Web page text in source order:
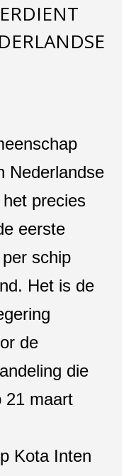
Nederlandse
precies
eerste
schip
Het is de
de
die
21 maart
Kota Inten